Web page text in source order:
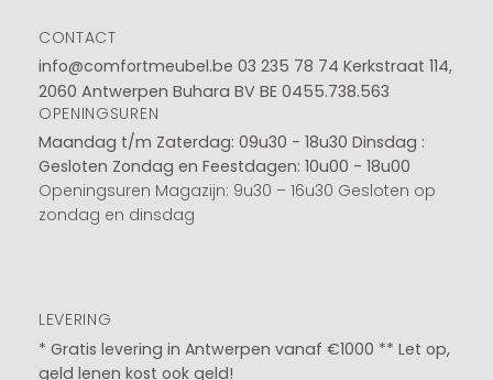
CONTACT
info@comfortmeubel.be 03 235 78 74 Kerkstraat 114,
2060 Antwerpen Buhara BV BE 0455.738.563
OPENINGSUREN
Maandag t/m Zaterdag: 09u30 - 18u30 Dinsdag :
Gesloten Zondag en Feestdagen: 10u00 - 18u00
Openingsuren Magazijn: 9u30 – 16u30 Gesloten op
zondag en dinsdag
LEVERING
* Gratis levering in Antwerpen vanaf €1000 ** Let op,
geld lenen kost ook geld!